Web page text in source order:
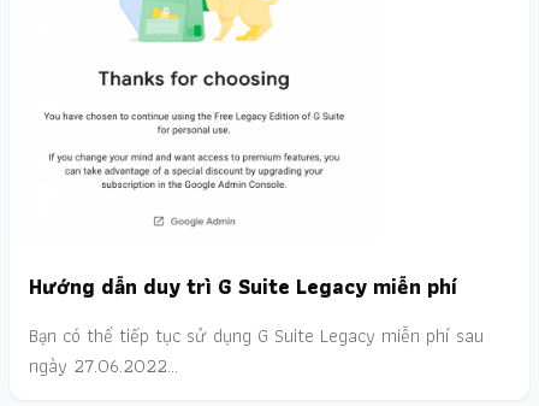
Hướng dẫn duy trì G Suite Legacy miễn phí
Bạn có thể tiếp tục sử dụng G Suite Legacy miễn phí sau
ngày 27.06.2022…